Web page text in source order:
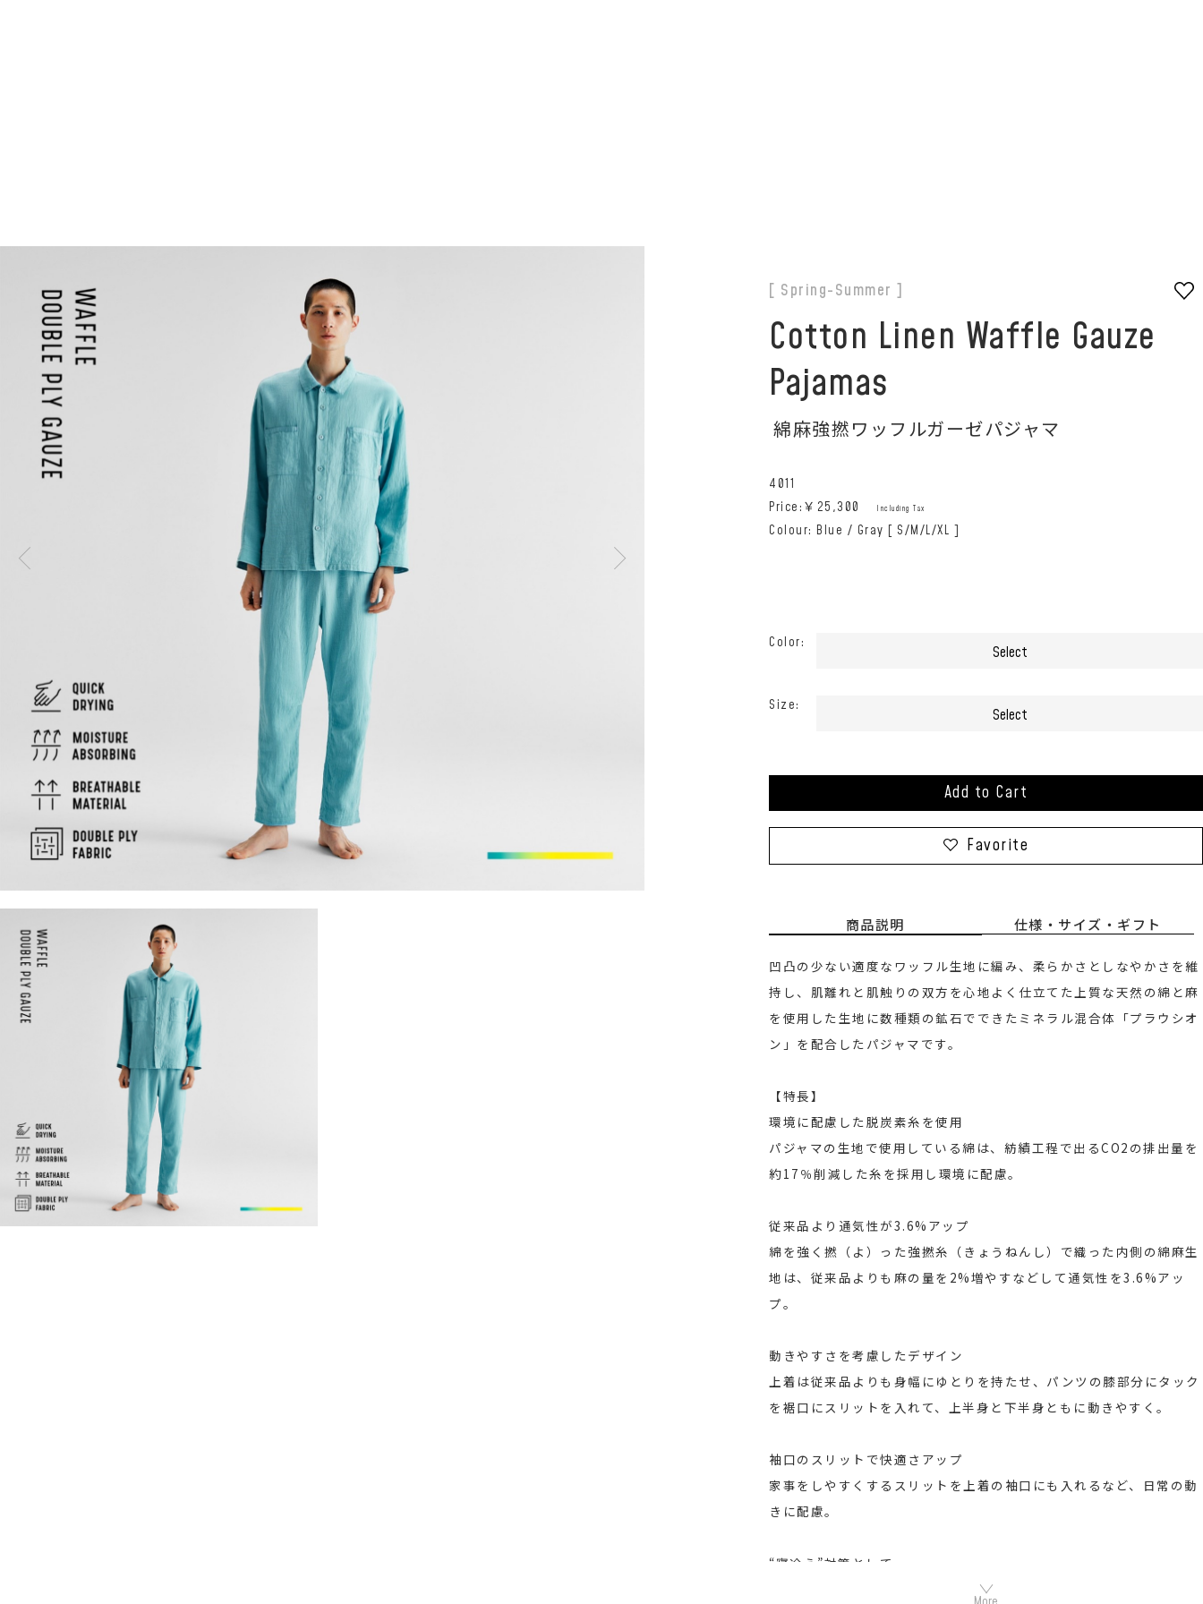
[ Spring-Summer ]
Cotton Linen Waffle Gauze
Pajamas
綿麻強撚ワッフルガーゼパジャマ
4011
Price:￥ 25,300 Including Tax
Colour: Blue / Gray [ S/M/L/XL ]
Color:
Size:
Add to Cart
Favorite
商品説明 仕様・サイズ・ギフト
凹凸の少ない適度なワッフル生地に編み、柔らかさとしなやかさを維
持し、肌離れと肌触りの双方を心地よく仕立てた上質な天然の綿と麻
を使用した生地に数種類の鉱石でできたミネラル混合体「プラウシオ
ン」を配合したパジャマです。
【特長】
環境に配慮した脱炭素糸を使用
パジャマの生地で使用している綿は、紡績工程で出るCO2の排出量を
約17％削減した糸を採用し環境に配慮。
従来品より通気性が3.6%アップ
綿を強く撚（よ）った強撚糸（きょうねんし）で織った内側の綿麻生
地は、従来品よりも麻の量を2%増やすなどして通気性を3.6%アッ
プ。
動きやすさを考慮したデザイン
上着は従来品よりも身幅にゆとりを持たせ、パンツの膝部分にタック
を裾口にスリットを入れて、上半身と下半身ともに動きやすく。
袖口のスリットで快適さアップ
家事をしやすくするスリットを上着の袖口にも入れるなど、日常の動
きに配慮。
“寝冷え”対策として
就寝中の熱を逃がさない、首元までボタンがしまるデザイン。